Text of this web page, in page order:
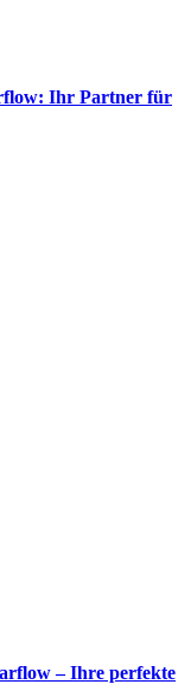
Ihr Partner für
– Ihre perfekte